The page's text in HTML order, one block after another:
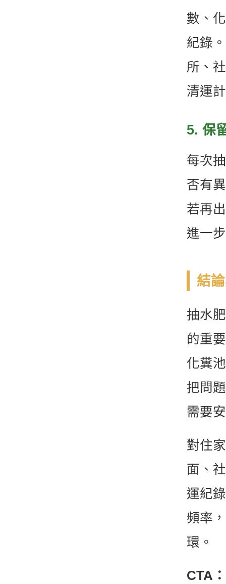
數、
紀錄
所、
清運
5. 保
每次
否有
若再
進一
結
抽水
的重
化糞
把問
需要
對住
面、
運紀
頻率
環。
CTA：